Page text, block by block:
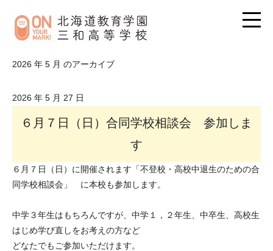
2026 年 5 月 のアーカイブ
2026 年 5 月 27 日
６月７日（日）合同学校相談会 参加しま
す
６月７日（日）に開催されます「不登校・高校中退生のための合
同学校相談会」 に本校も参加します。
中学３年生はもちろんですが、中学１，２年生、中卒生、高校生
はじめ学び直しをお考えの方など
どなたでもご参加いただけます。